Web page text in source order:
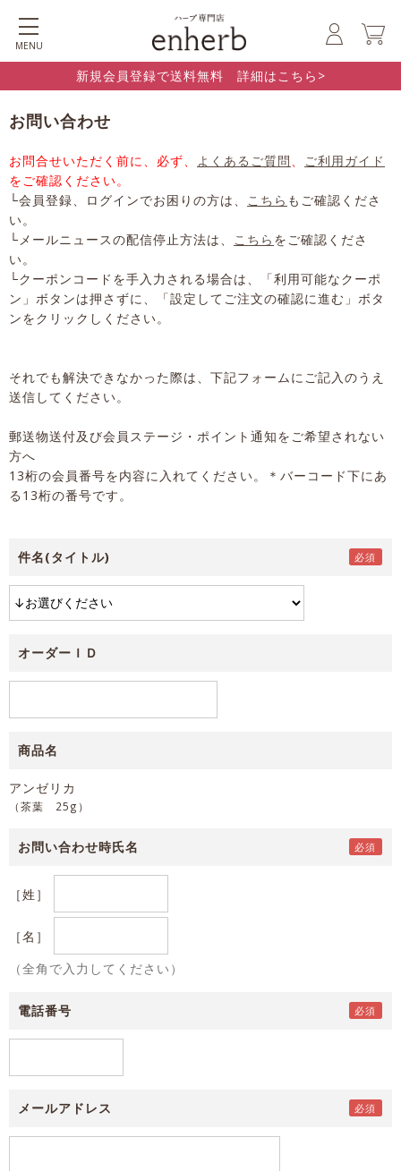
MENU
新規会員登録で送料無料 詳細はこちら>
お問い合わせ
お問合せいただく前に、必ず、 よくあるご質問、 ご利用ガイド
をご確認ください。
└会員登録、ログインでお困りの方は、 こちら もご確認くださ
い。
└メールニュースの配信停止方法は、 こちら をご確認くださ
い。
└クーポンコードを手入力される場合は、「利用可能なクーポ
ン」ボタンは押さずに、「設定してご注文の確認に進む」ボタ
ンをクリックしください。
それでも解決できなかった際は、下記フォームにご記入のうえ
送信してください。
郵送物送付及び会員ステージ・ポイント通知をご希望されない
方へ
13桁の会員番号を内容に入れてください。＊バーコード下にあ
る13桁の番号です。
件名(タイトル)
オーダーＩＤ
商品名
アンゼリカ
（茶葉 25g）
お問い合わせ時氏名
［姓］
［名］
（全角で入力してください）
電話番号
メールアドレス